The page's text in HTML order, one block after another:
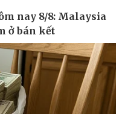
Quân sự - Quốc phòng
Vũ khí
Việt Nam
Phân tích